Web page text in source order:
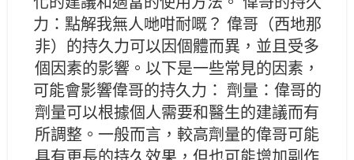
力：點解我無人哋咁耐嘅？ 偉哥（西地那
非）的持久力可以因個體而異，並且受多
個因素的影響。以下是一些常見的因素，
可能會影響偉哥的持久力： 劑量：偉哥的
劑量可以根據個人需要和醫生的建議而有
所調整。一般而言，較高劑量的偉哥可能